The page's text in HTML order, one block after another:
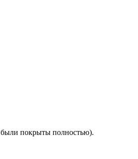
были покрыты полностью).